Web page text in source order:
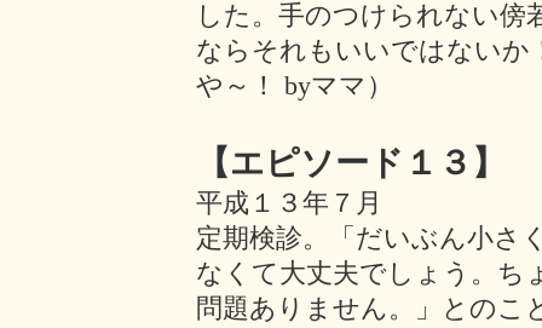
した。手のつけられない傍
ならそれもいいではないか
や～！ byママ）
【エピソード１３】
平成１３年７月
定期検診。「だいぶん小さ
なくて大丈夫でしょう。ち
問題ありません。」との